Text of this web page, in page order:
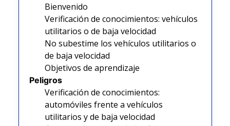
Bienvenido
Verificación de conocimientos: vehículos
utilitarios o de baja velocidad
No subestime los vehículos utilitarios o
de baja velocidad
Objetivos de aprendizaje
Peligros
Verificación de conocimientos:
automóviles frente a vehículos
utilitarios y de baja velocidad